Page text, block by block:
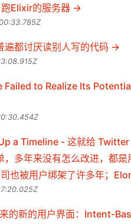
Elixir的服务器
遍都讨厌读别人写的代码
to Realize Its
a Timeline - 这就给
，多年来没有怎么改进，都
也被用户绑架了许多年；
的新的用户界面：Intent-